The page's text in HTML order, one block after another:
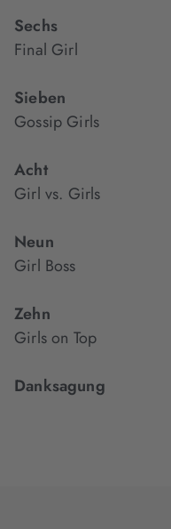
Sechs
Final Girl
Sieben
Gossip Girls
Acht
Girl vs. Girls
Neun
Girl Boss
Zehn
Girls on Top
Danksagung